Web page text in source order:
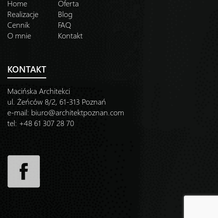
Home
Oferta
Realizacje
Blog
Cennik
FAQ
O mnie
Kontakt
KONTAKT
Macińska Architekci
ul. Żeńców 8/2, 61-313 Poznań
e-mail: biuro@architektpoznan.com
tel: +48 61 307 28 70